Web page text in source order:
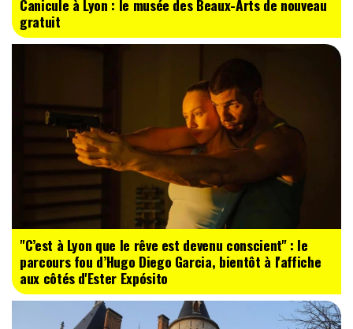
Canicule à Lyon : le musée des Beaux-Arts de nouveau
gratuit
"C’est à Lyon que le rêve est devenu conscient" : le
parcours fou d’Hugo Diego Garcia, bientôt à l'affiche
aux côtés d'Ester Expósito